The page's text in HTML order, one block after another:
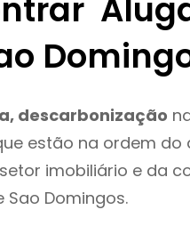
descarbonização
estão na ordem do
imobiliário e da
Domingos.